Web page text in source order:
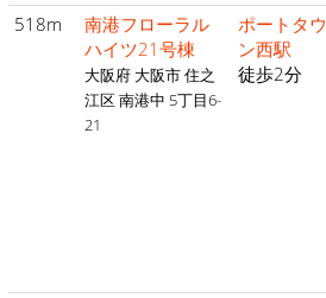
518m
南港フローラル
ハイツ21号棟
大阪府 大阪市 住之
江区 南港中 5丁目6-
21
ポートタウ
ン西駅
徒歩2分